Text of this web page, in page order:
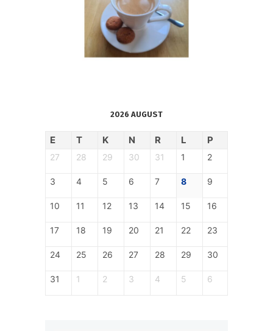
2026 AUGUST
E T K N R L P
27 28 29 30 31 1 2
3 4 5 6 7 8 9
10 11 12 13 14 15 16
17 18 19 20 21 22 23
24 25 26 27 28 29 30
31 1 2 3 4 5 6